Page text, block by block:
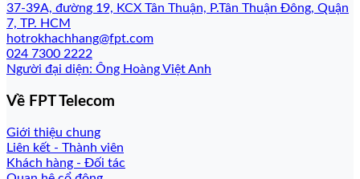
37-39A, đường 19, KCX Tân Thuận, P.Tân Thuận Đông, Quận
7, TP. HCM
hotrokhachhang@fpt.com
024 7300 2222
Người đại diện: Ông Hoàng Việt Anh
Về FPT Telecom
Giới thiệu chung
Liên kết - Thành viên
Khách hàng - Đối tác